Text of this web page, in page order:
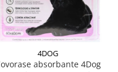
4DOG
absorbante 4Dog